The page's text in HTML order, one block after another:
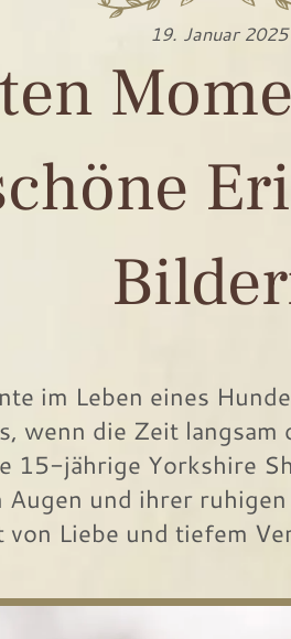
19. Januar 2025
im Leben eines
wenn die Zeit
15-jährige Yorkshire
und ihrer
Liebe und tiefem